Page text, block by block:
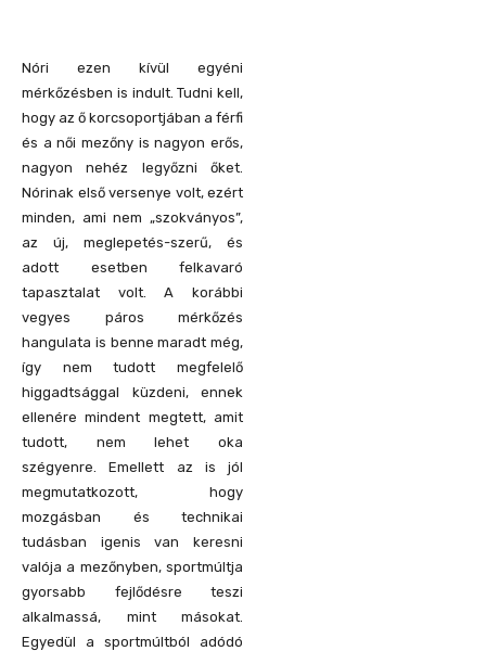
Nóri ezen kívül egyéni
mérkőzésben is indult. Tudni kell,
hogy az ő korcsoportjában a férfi
és a női mezőny is nagyon erős,
nagyon nehéz legyőzni őket.
Nórinak első versenye volt, ezért
minden, ami nem „szokványos”,
az új, meglepetés-szerű, és
adott esetben felkavaró
tapasztalat volt. A korábbi
vegyes páros mérkőzés
hangulata is benne maradt még,
így nem tudott megfelelő
higgadtsággal küzdeni, ennek
ellenére mindent megtett, amit
tudott, nem lehet oka
szégyenre. Emellett az is jól
megmutatkozott, hogy
mozgásban és technikai
tudásban igenis van keresni
valója a mezőnyben, sportmúltja
gyorsabb fejlődésre teszi
alkalmassá, mint másokat.
Egyedül a sportmúltból adódó